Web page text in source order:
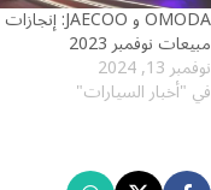
OMODA و JAECOO: إنجازات
مبيعات نوفمبر 2023
نوفمبر 13, 2024
في "أخبار السيارات"